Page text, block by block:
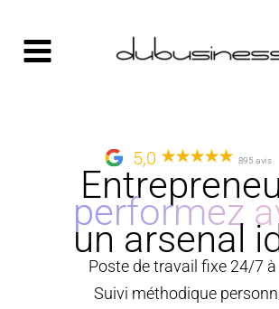
contenu
5,0 895 avis
performez
un arsenal
Poste de travail fixe 24/7 à
Suivi méthodique